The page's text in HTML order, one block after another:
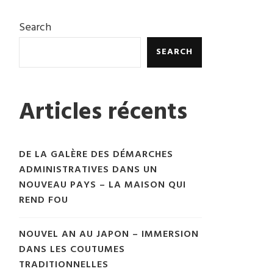
Search
SEARCH
Articles récents
DE LA GALÈRE DES DÉMARCHES
ADMINISTRATIVES DANS UN
NOUVEAU PAYS – LA MAISON QUI
REND FOU
NOUVEL AN AU JAPON – IMMERSION
DANS LES COUTUMES
TRADITIONNELLES